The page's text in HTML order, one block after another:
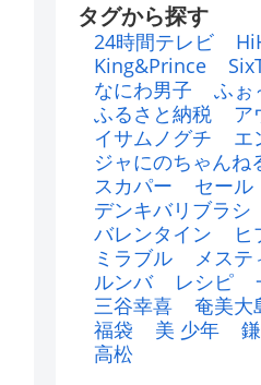
タグから探す
24時間テレビ
King&Prince
なにわ男子
ふぉ
ふるさと納税
ア
イサムノグチ
エ
ジャにのちゃんね
スカパー
セール
デンキバリブラシ
バレンタイン
ヒ
ミラブル
メステ
ルンバ
レシピ
三谷幸喜
奄美大
福袋
美 少年
高松